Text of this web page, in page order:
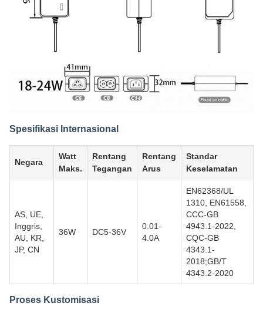
Spesifikasi Internasional
Negara
Watt
Maks.
Rentang
Tegangan
Rentang
Arus
Standar
Keselamatan
AS, UE,
Inggris,
AU, KR,
JP, CN
36W DC5-36V
0.01-
4.0A
EN62368/UL
1310, EN61558,
CCC-GB
4943.1-2022,
CQC-GB
4343.1-
2018;GB/T
4343.2-2020
Proses Kustomisasi